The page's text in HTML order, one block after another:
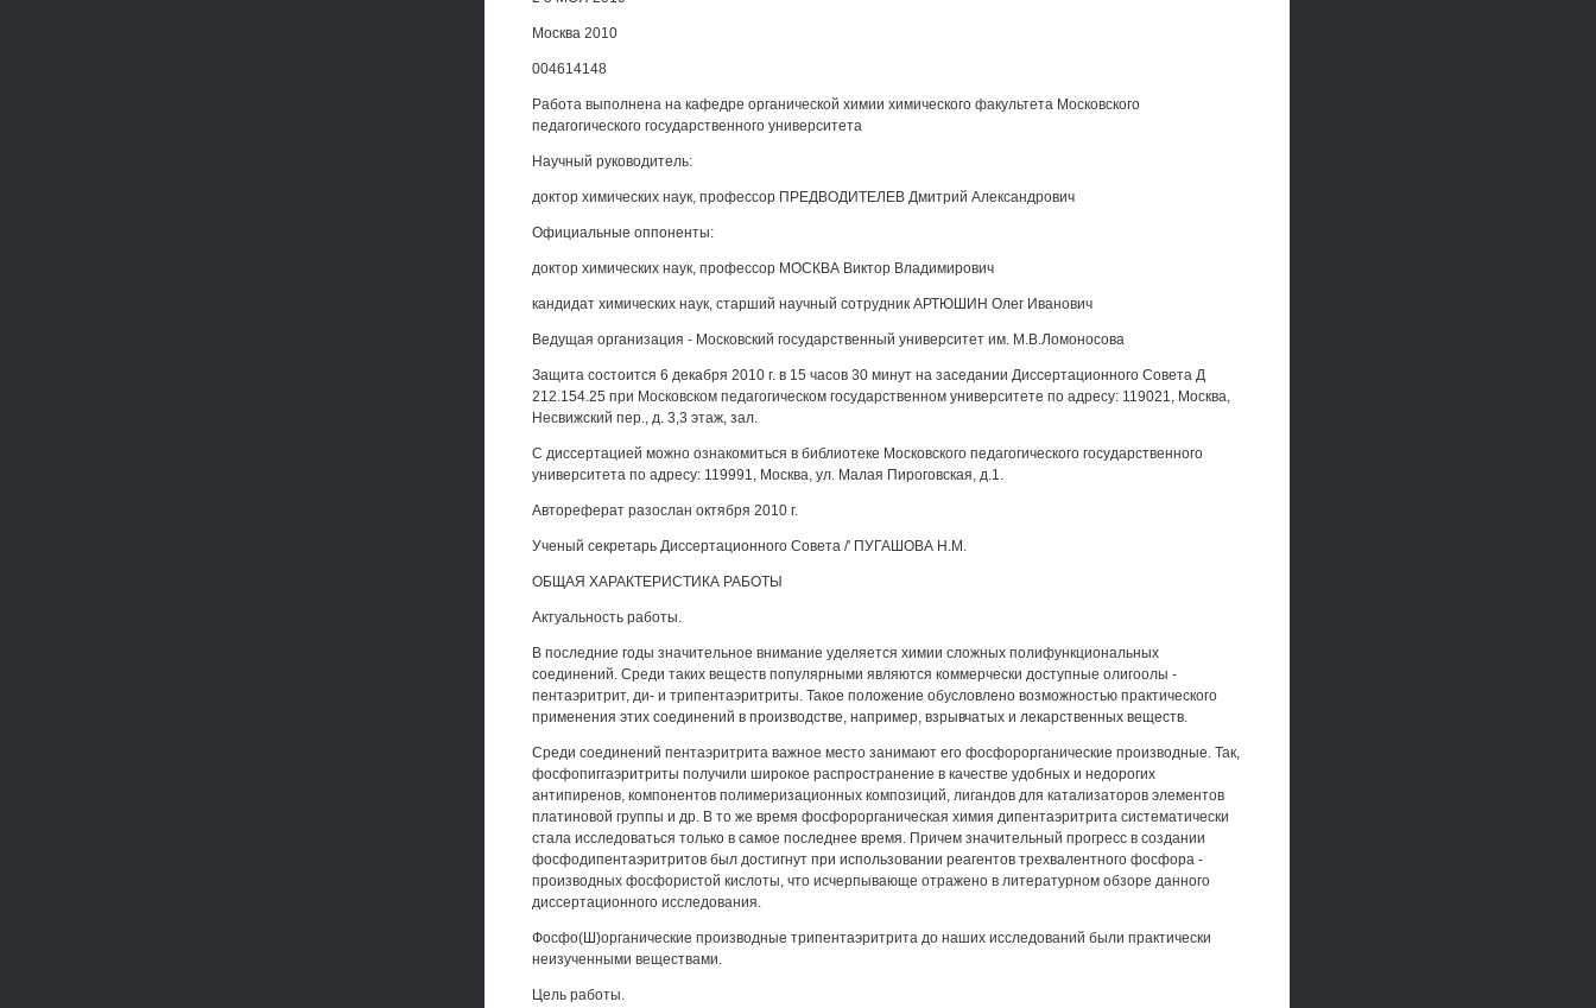
Москва 2010
004614148
Работа выполнена на кафедре органической химии химического факультета Московского
педагогического государственного университета
Научный руководитель:
доктор химических наук, профессор ПРЕДВОДИТЕЛЕВ Дмитрий Александрович
Официальные оппоненты:
доктор химических наук, профессор МОСКВА Виктор Владимирович
кандидат химических наук, старший научный сотрудник АРТЮШИН Олег Иванович
Ведущая организация - Московский государственный университет им. М.В.Ломоносова
Защита состоится 6 декабря 2010 г. в 15 часов 30 минут на заседании Диссертационного Совета Д
212.154.25 при Московском педагогическом государственном университете по адресу: 119021, Москва,
Несвижский пер., д. 3,3 этаж, зал.
С диссертацией можно ознакомиться в библиотеке Московского педагогического государственного
университета по адресу: 119991, Москва, ул. Малая Пироговская, д.1.
Автореферат разослан октября 2010 г.
Ученый секретарь Диссертационного Совета /' ПУГАШОВА Н.М.
ОБЩАЯ ХАРАКТЕРИСТИКА РАБОТЫ
Актуальность работы.
В последние годы значительное внимание уделяется химии сложных полифункциональных
соединений. Среди таких веществ популярными являются коммерчески доступные олигоолы -
пентаэритрит, ди- и трипентаэритриты. Такое положение обусловлено возможностью практического
применения этих соединений в производстве, например, взрывчатых и лекарственных веществ.
Среди соединений пентаэритрита важное место занимают его фосфорорганические производные. Так,
фосфопиггаэритриты получили широкое распространение в качестве удобных и недорогих
антипиренов, компонентов полимеризационных композиций, лигандов для катализаторов элементов
платиновой группы и др. В то же время фосфорорганическая химия дипентаэритрита систематически
стала исследоваться только в самое последнее время. Причем значительный прогресс в создании
фосфодипентаэритритов был достигнут при использовании реагентов трехвалентного фосфора -
производных фосфористой кислоты, что исчерпывающе отражено в литературном обзоре данного
диссертационного исследования.
Фосфо(Ш)органические производные трипентаэритрита до наших исследований были практически
неизученными веществами.
Цель работы.